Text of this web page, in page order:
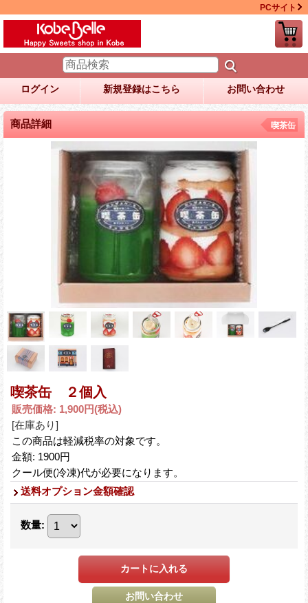
PCサイト
ログイン 新規登録はこちら お問い合わせ
商品詳細 喫茶缶
喫茶缶 ２個入
販売価格: 1,900円(税込)
[在庫あり]
この商品は軽減税率の対象です。
金額: 1900円
クール便(冷凍)代が必要になります。
送料オプション金額確認
数量: